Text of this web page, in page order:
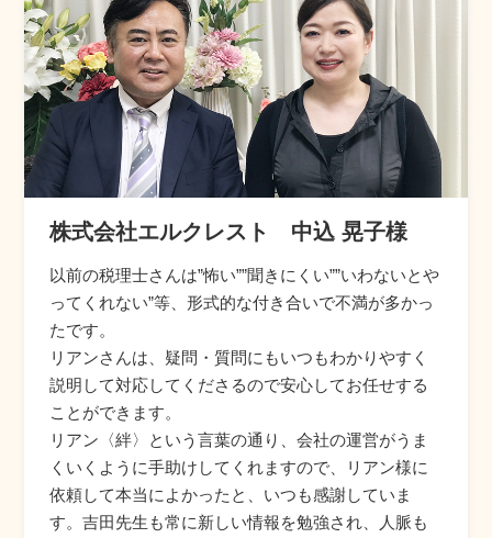
株式会社エルクレスト 中込 晃子様
以前の税理士さんは”怖い””聞きにくい””いわないとや
ってくれない”等、形式的な付き合いで不満が多かっ
たです。
リアンさんは、疑問・質問にもいつもわかりやすく
説明して対応してくださるので安心してお任せする
ことができます。
リアン〈絆〉という言葉の通り、会社の運営がうま
くいくように手助けしてくれますので、リアン様に
依頼して本当によかったと、いつも感謝していま
す。吉田先生も常に新しい情報を勉強され、人脈も